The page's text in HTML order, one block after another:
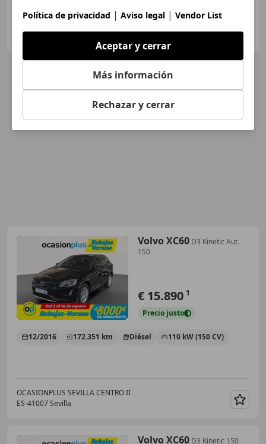
ES-28006 MADRID
Volvo XC60 D3 Kinetic Aut.
150
€ 15.890 1
Precio justo
12/2016 172.351 km Diésel 110 kW (150 CV)
OCASIONPLUS SEVILLA CENTRO II
ES-41007 Sevilla
Volvo XC60 D3 Kinetic 150
Política de privacidad | Aviso legal | Vendor List
Aceptar y cerrar
Más información
Rechazar y cerrar